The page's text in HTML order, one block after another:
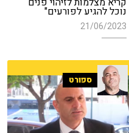
נוכל להגיע לפורעים"
21/06/2023
ספורט